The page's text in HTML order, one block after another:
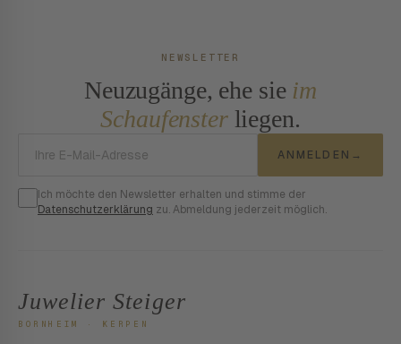
NEWSLETTER
Neuzugänge, ehe sie im
Schaufensterliegen.
ANMELDEN →
Ich möchte den Newsletter erhalten und stimme der
Datenschutzerklärung zu. Abmeldung jederzeit möglich.
Juwelier Steiger
BORNHEIM · KERPEN